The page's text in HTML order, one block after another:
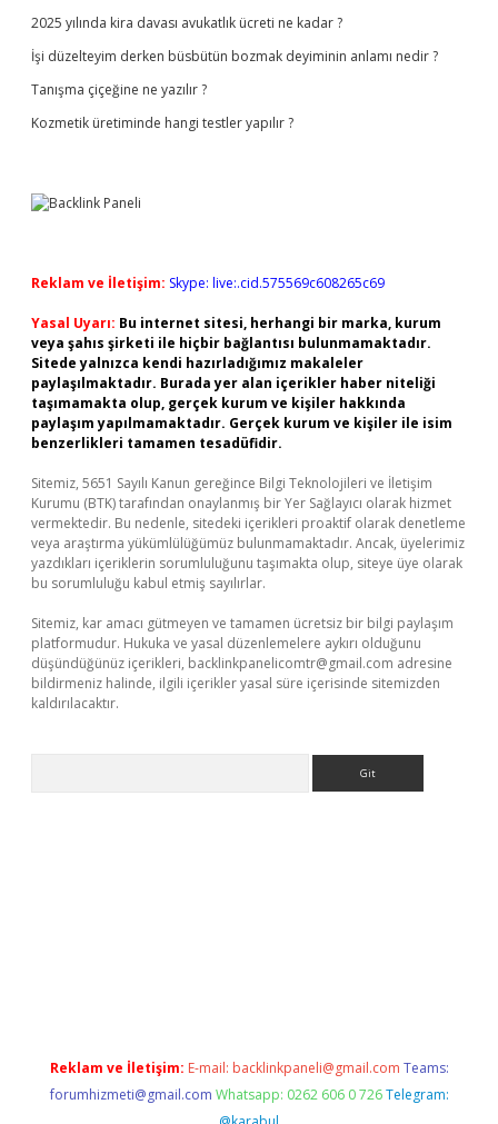
2025 yılında kira davası avukatlık ücreti ne kadar ?
İşi düzelteyim derken büsbütün bozmak deyiminin anlamı nedir ?
Tanışma çiçeğine ne yazılır ?
Kozmetik üretiminde hangi testler yapılır ?
Reklam ve İletişim: Skype: live:.cid.575569c608265c69
Yasal Uyarı: Bu internet sitesi, herhangi bir marka, kurum
veya şahıs şirketi ile hiçbir bağlantısı bulunmamaktadır.
Sitede yalnızca kendi hazırladığımız makaleler
paylaşılmaktadır. Burada yer alan içerikler haber niteliği
taşımamakta olup, gerçek kurum ve kişiler hakkında
paylaşım yapılmamaktadır. Gerçek kurum ve kişiler ile isim
benzerlikleri tamamen tesadüfidir.
Sitemiz, 5651 Sayılı Kanun gereğince Bilgi Teknolojileri ve İletişim
Kurumu (BTK) tarafından onaylanmış bir Yer Sağlayıcı olarak hizmet
vermektedir. Bu nedenle, sitedeki içerikleri proaktif olarak denetleme
veya araştırma yükümlülüğümüz bulunmamaktadır. Ancak, üyelerimiz
yazdıkları içeriklerin sorumluluğunu taşımakta olup, siteye üye olarak
bu sorumluluğu kabul etmiş sayılırlar.
Sitemiz, kar amacı gütmeyen ve tamamen ücretsiz bir bilgi paylaşım
platformudur. Hukuka ve yasal düzenlemelere aykırı olduğunu
düşündüğünüz içerikleri, backlinkpanelicomtr@gmail.com adresine
bildirmeniz halinde, ilgili içerikler yasal süre içerisinde sitemizden
kaldırılacaktır.
Reklam ve İletişim: E-mail: backlinkpaneli@gmail.com Teams:
forumhizmeti@gmail.com Whatsapp: 0262 606 0 726 Telegram: